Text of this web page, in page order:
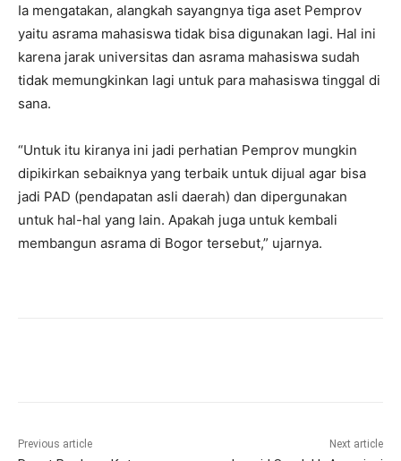
Ia mengatakan, alangkah sayangnya tiga aset Pemprov
yaitu asrama mahasiswa tidak bisa digunakan lagi. Hal ini
karena jarak universitas dan asrama mahasiswa sudah
tidak memungkinkan lagi untuk para mahasiswa tinggal di
sana.
“Untuk itu kiranya ini jadi perhatian Pemprov mungkin
dipikirkan sebaiknya yang terbaik untuk dijual agar bisa
jadi PAD (pendapatan asli daerah) dan dipergunakan
untuk hal-hal yang lain. Apakah juga untuk kembali
membangun asrama di Bogor tersebut,” ujarnya.
Previous article Next article